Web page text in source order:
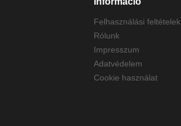
Felhasználási feltételek
Rólunk
Impresszum
Adatvédelem
Cookie használat